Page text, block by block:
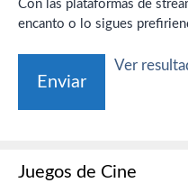
Con las plataformas de streaming, ¿ha perdido
encanto o lo sigues
Ver
Juegos de Cine